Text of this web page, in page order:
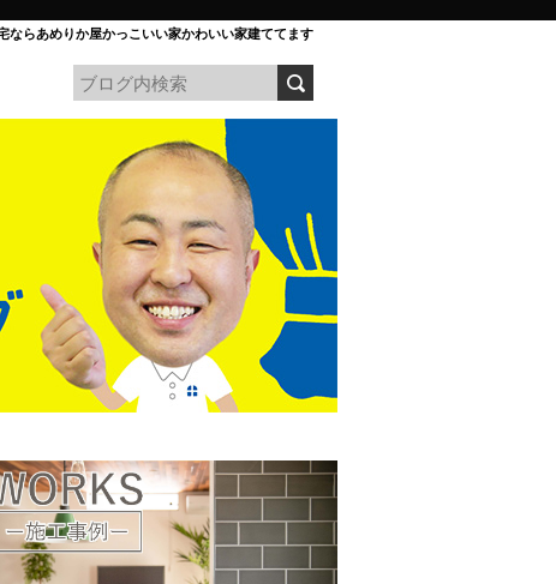
ならあめりか屋かっこいい家かわいい家建ててます